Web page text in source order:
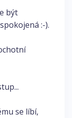
být
:-).
se líbí,